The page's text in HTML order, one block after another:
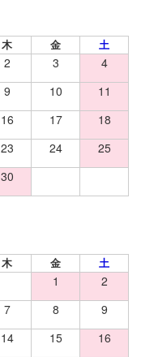
木 金 土
2 3
4
9 10
11
16 17
18
23 24
25
30
木 金 土
1
2
7 8
9
14 15
16